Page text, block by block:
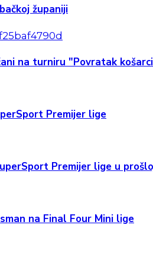
županiji
na turniru "Povratak
Premijer lige
Premijer lige u
na Final Four Mini lige